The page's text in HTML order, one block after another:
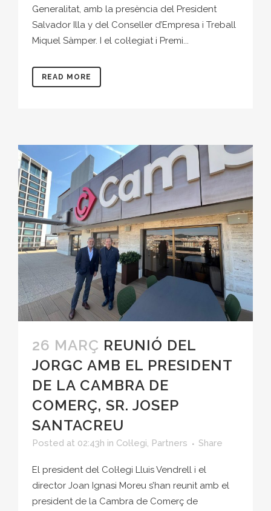
Generalitat, amb la presència del President
Salvador Illa y del Conseller d’Empresa i Treball
Miquel Sàmper. I el col·legiat i Premi...
READ MORE
26 MARÇ REUNIÓ DEL
JORGC AMB EL PRESIDENT
DE LA CAMBRA DE
COMERÇ, SR. JOSEP
SANTACREU
Posted at 02:43h in Col·legi, Partners Share
El president del Col·legi Lluis Vendrell i el
director Joan Ignasi Moreu s’han reunit amb el
president de la Cambra de Comerç de